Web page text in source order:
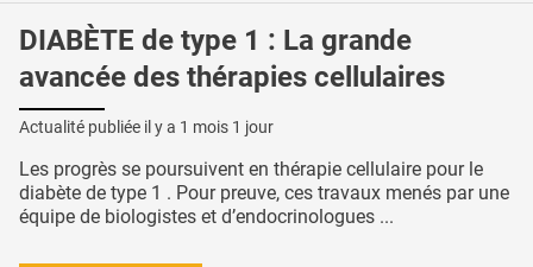
DIABÈTE de type 1 : La grande
avancée des thérapies cellulaires
Actualité publiée il y a 1 mois 1 jour
Les progrès se poursuivent en thérapie cellulaire pour le
diabète de type 1 . Pour preuve, ces travaux menés par une
équipe de biologistes et d’endocrinologues ...